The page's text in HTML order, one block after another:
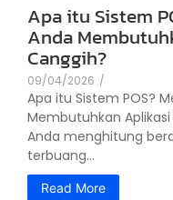
Apa itu Sistem
Anda
Canggih?
09/04/2026 /
Apa itu Sistem POS?
Membutuhkan
Anda menghitung
terbuang...
Read More